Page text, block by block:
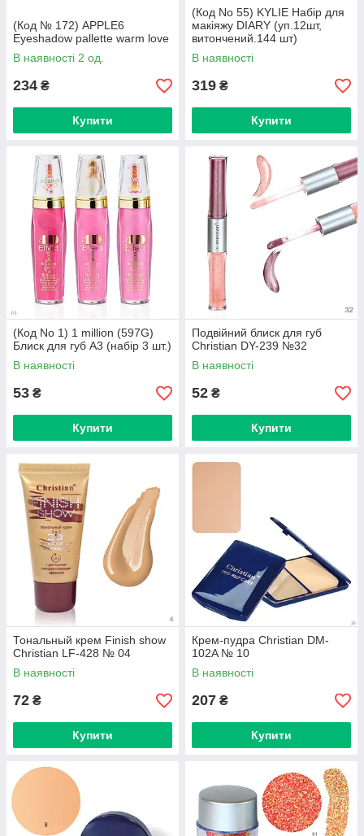
(Код № 172) APPLE6
Eyeshadow pallette warm love
В наявності 2 од.
234 ₴
Купити
(Код No 55) KYLIE Набір для
макіяжу DIARY (уп.12шт,
витончений.144 шт)
В наявності
319 ₴
Купити
(Код No 1) 1 million (597G)
Блиск для губ A3 (набір 3 шт.)
В наявності
53 ₴
Купити
Подвійний блиск для губ
Christian DY-239 №32
В наявності
52 ₴
Купити
Тональный крем Finish show
Christian LF-428 № 04
В наявності
72 ₴
Купити
Крем-пудра Christian DM-
102A № 10
В наявності
207 ₴
Купити